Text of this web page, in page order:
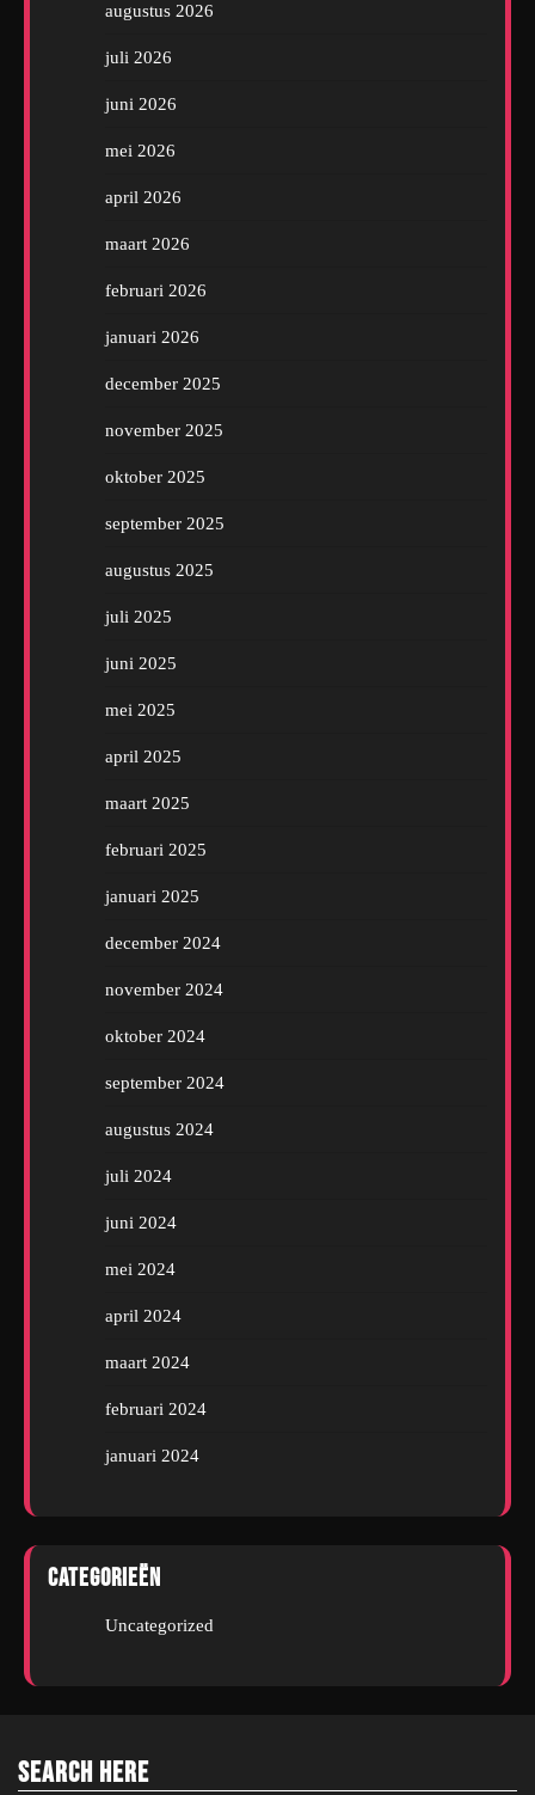
augustus 2026
juli 2026
juni 2026
mei 2026
april 2026
maart 2026
februari 2026
januari 2026
december 2025
november 2025
oktober 2025
september 2025
augustus 2025
juli 2025
juni 2025
mei 2025
april 2025
maart 2025
februari 2025
januari 2025
december 2024
november 2024
oktober 2024
september 2024
augustus 2024
juli 2024
juni 2024
mei 2024
april 2024
maart 2024
februari 2024
januari 2024
Categorieën
Uncategorized
Search Here